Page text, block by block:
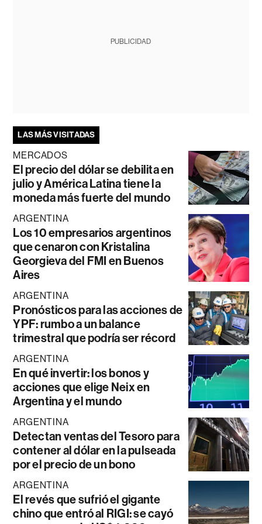
PUBLICIDAD
LAS MÁS VISITADAS
MERCADOS
El precio del dólar se debilita en
julio y América Latina tiene la
moneda más fuerte del mundo
ARGENTINA
Los 10 empresarios argentinos
que cenaron con Kristalina
Georgieva del FMI en Buenos
Aires
ARGENTINA
Pronósticos para las acciones de
YPF: rumbo a un balance
trimestral que podría ser récord
ARGENTINA
En qué invertir: los bonos y
acciones que elige Neix en
Argentina y el mundo
ARGENTINA
Detectan ventas del Tesoro para
contener al dólar en la pulseada
por el precio de un bono
ARGENTINA
El revés que sufrió el gigante
chino que entró al RIGI: se cayó